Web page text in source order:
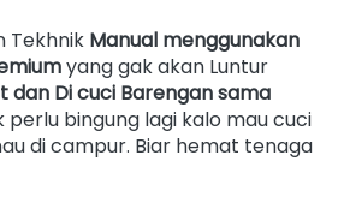
Tekhnik Manual menggunakan
yang gak akan Luntur
dan Di cuci Barengan sama
perlu bingung lagi kalo mau cuci
di campur. Biar hemat tenaga